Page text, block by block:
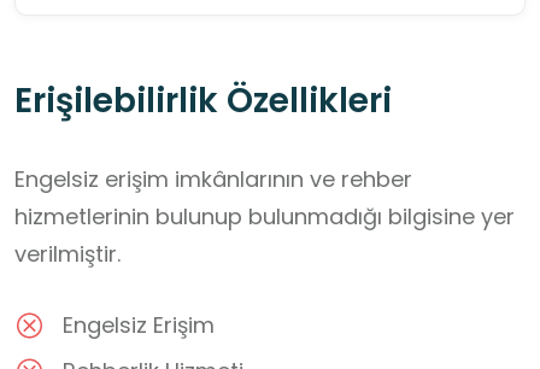
Erişilebilirlik Özellikleri
Engelsiz erişim imkânlarının ve rehber
hizmetlerinin bulunup bulunmadığı bilgisine yer
verilmiştir.
Engelsiz Erişim